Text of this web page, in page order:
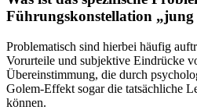
Führungskonstellation
Problematisch sind hierbei häufig
Vorurteile und subjektive Eindrücke
Übereinstimmung, die durch
Golem-Effekt sogar die tatsächliche
können.